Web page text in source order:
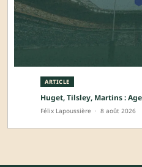
ARTICLE
Huget, Tilsley, Martins :
Félix Lapoussière · 8 août 2026